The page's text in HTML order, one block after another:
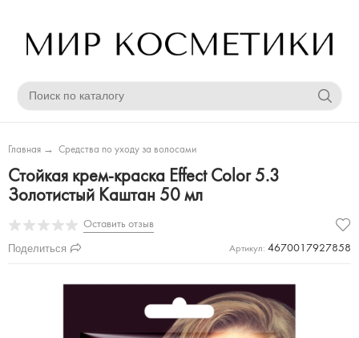
Главная → Средства по уходу за волосами
Стойкая крем-краска Effect Color 5.3
Золотистый Каштан 50 мл
Оставить отзыв
Поделиться Артикул: 4670017927858